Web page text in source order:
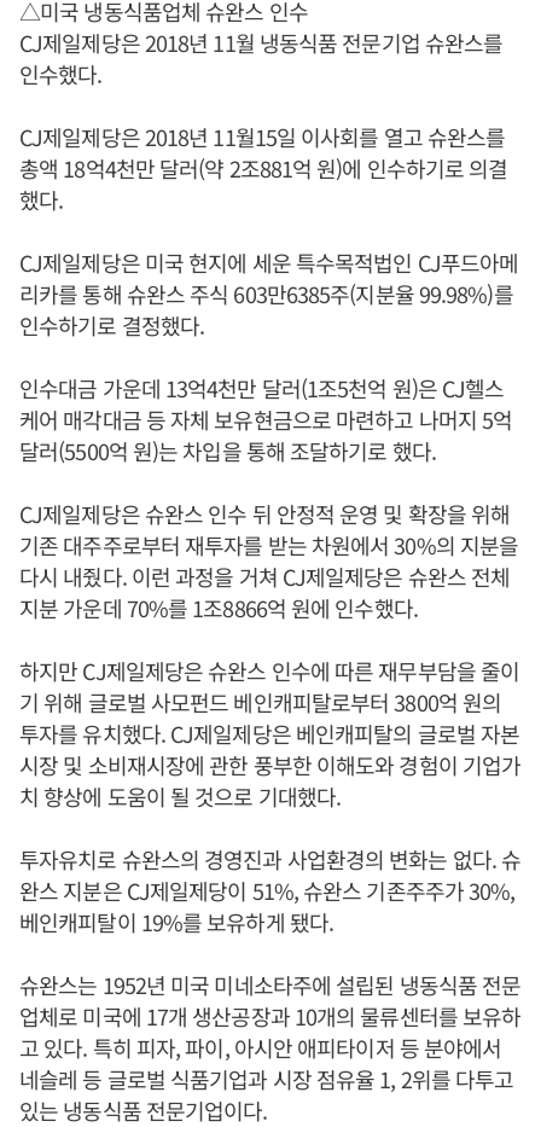
△미국 냉동식품업체 슈완스 인수
CJ제일제당은 2018년 11월 냉동식품 전문기업 슈완스를
인수했다.
CJ제일제당은 2018년 11월15일 이사회를 열고 슈완스를
총액 18억4천만 달러(약 2조881억 원)에 인수하기로 의결
했다.
CJ제일제당은 미국 현지에 세운 특수목적법인 CJ푸드아메
리카를 통해 슈완스 주식 603만6385주(지분율 99.98%)를
인수하기로 결정했다.
인수대금 가운데 13억4천만 달러(1조5천억 원)은 CJ헬스
케어 매각대금 등 자체 보유현금으로 마련하고 나머지 5억
달러(5500억 원)는 차입을 통해 조달하기로 했다.
CJ제일제당은 슈완스 인수 뒤 안정적 운영 및 확장을 위해
기존 대주주로부터 재투자를 받는 차원에서 30%의 지분을
다시 내줬다. 이런 과정을 거쳐 CJ제일제당은 슈완스 전체
지분 가운데 70%를 1조8866억 원에 인수했다.
하지만 CJ제일제당은 슈완스 인수에 따른 재무부담을 줄이
기 위해 글로벌 사모펀드 베인캐피탈로부터 3800억 원의
투자를 유치했다. CJ제일제당은 베인캐피탈의 글로벌 자본
시장 및 소비재시장에 관한 풍부한 이해도와 경험이 기업가
치 향상에 도움이 될 것으로 기대했다.
투자유치로 슈완스의 경영진과 사업환경의 변화는 없다. 슈
완스 지분은 CJ제일제당이 51%, 슈완스 기존주주가 30%,
베인캐피탈이 19%를 보유하게 됐다.
슈완스는 1952년 미국 미네소타주에 설립된 냉동식품 전문
업체로 미국에 17개 생산공장과 10개의 물류센터를 보유하
고 있다. 특히 피자, 파이, 아시안 애피타이저 등 분야에서
네슬레 등 글로벌 식품기업과 시장 점유율 1, 2위를 다투고
있는 냉동식품 전문기업이다.